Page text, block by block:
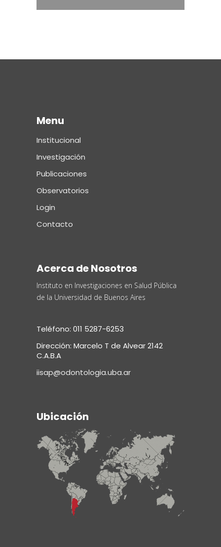
Menu
Institucional
Investigación
Publicaciones
Observatorios
Login
Contacto
Acerca de Nosotros
Instituto en Investigaciones en Salud Pública
de la Universidad de Buenos Aires
Teléfono: 011 5287-6253
Dirección: Marcelo T de Alvear 2142
C.A.B.A
iisap@odontologia.uba.ar
Ubicación